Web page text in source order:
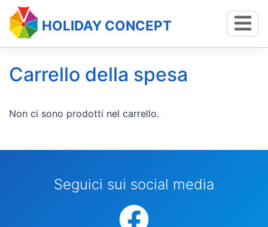
HOLIDAY CONCEPT
Carrello della spesa
Non ci sono prodotti nel carrello.
Seguici sui social media